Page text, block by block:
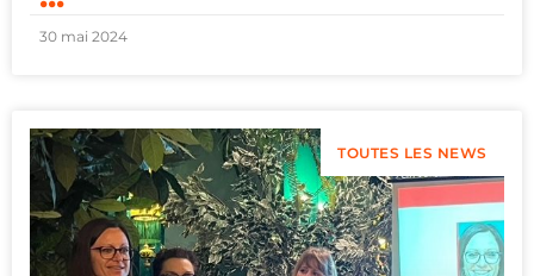
30 mai 2024
TOUTES LES NEWS